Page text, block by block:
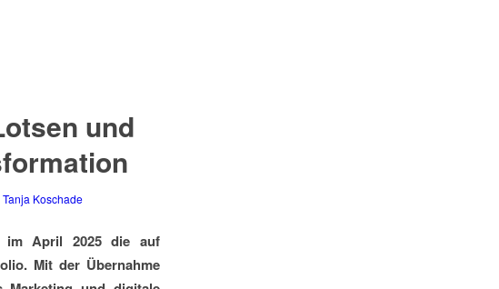
und
Tanja Koschade
im April 2025 die auf
Mit der Übernahme